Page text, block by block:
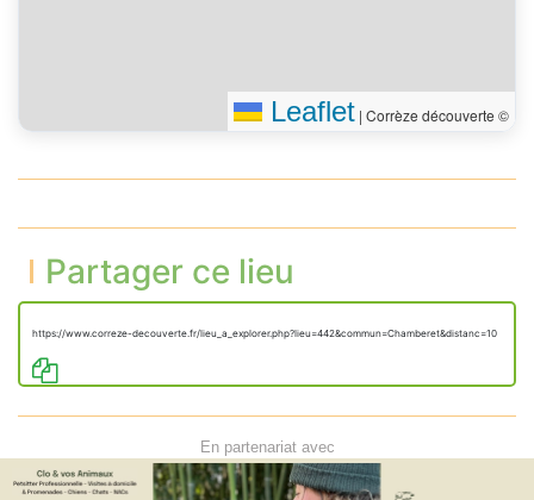
Leaflet | Corrèze découverte ©
Partager ce lieu
https://www.correze-decouverte.fr/lieu_a_explorer.php?lieu=442&commun=Chamberet&distanc=10
En partenariat avec